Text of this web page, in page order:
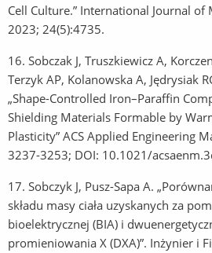
Cell Culture.” International Journal of
2023; 24(5):4735.
16. Sobczak J, Truszkiewicz A,
Terzyk AP, Kolanowska A, Jędrysiak
„Shape-Controlled Iron–Paraffin
Shielding Materials Formable by
Plasticity” ACS Applied Engineering
3237-3253; DOI: 10.1021/
17. Sobczyk J, Pusz-Sapa A.
składu masy ciała uzyskanych za
bioelektrycznej (BIA) i
promieniowania X (DXA)”. Inżynier i